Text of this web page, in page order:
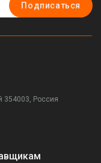
Подписаться
354003, Россия